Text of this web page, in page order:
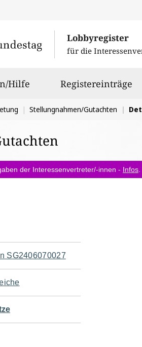
Lobbyregister
für die
Hilfe Registereinträge
Stellungnahmen/Gutachten
der Interessenvertreter/-innen - Infos
SG2406070027